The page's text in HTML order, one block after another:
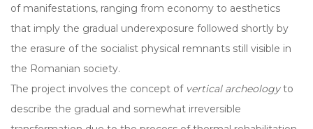
of manifestations, ranging from economy to aesthetics
that imply the gradual underexposure followed shortly by
the erasure of the socialist physical remnants still visible in
the Romanian society.
The project involves the concept of vertical archeologyto
describe the gradual and somewhat irreversible